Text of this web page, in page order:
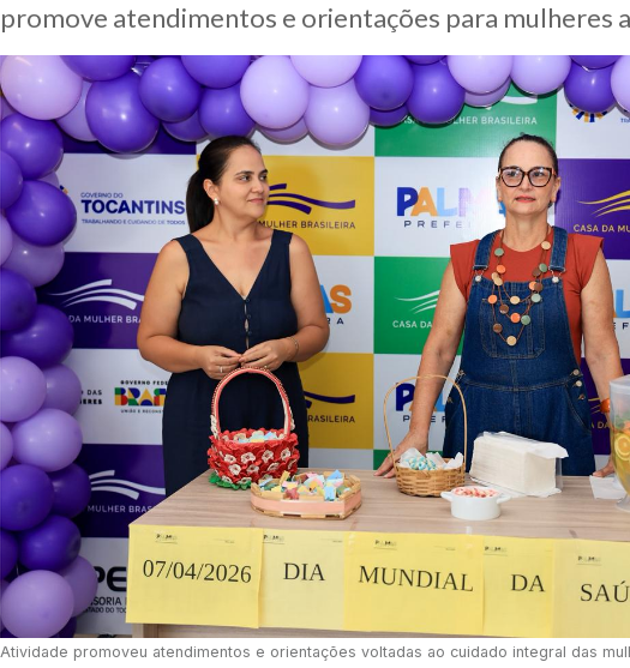
promove atendimentos e orientações para mulheres
Atividade promoveu atendimentos e orientações voltadas ao cuidado integral das